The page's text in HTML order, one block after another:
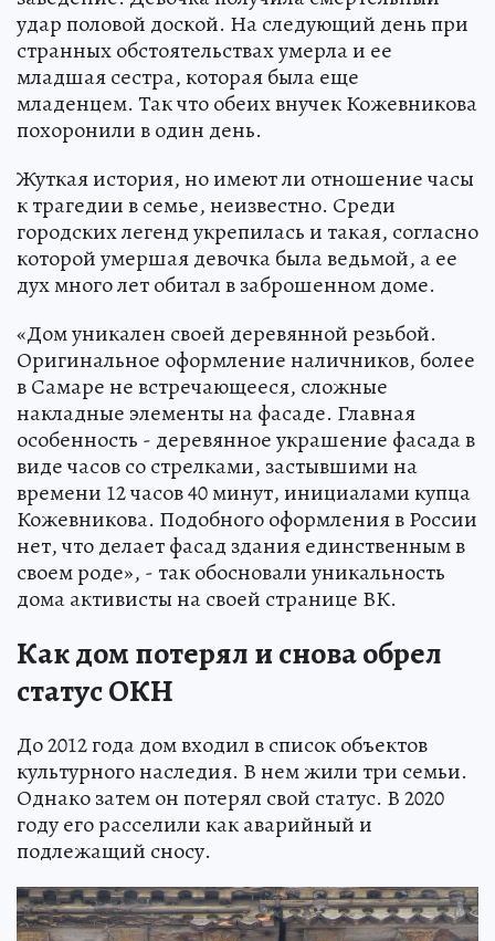
удар половой доской. На следующий день при
странных обстоятельствах умерла и ее
младшая сестра, которая была еще
младенцем. Так что обеих внучек Кожевникова
похоронили в один день.
Жуткая история, но имеют ли отношение часы
к трагедии в семье, неизвестно. Среди
городских легенд укрепилась и такая, согласно
которой умершая девочка была ведьмой, а ее
дух много лет обитал в заброшенном доме.
«Дом уникален своей деревянной резьбой.
Оригинальное оформление наличников, более
в Самаре не встречающееся, сложные
накладные элементы на фасаде. Главная
особенность - деревянное украшение фасада в
виде часов со стрелками, застывшими на
времени 12 часов 40 минут, инициалами купца
Кожевникова. Подобного оформления в России
нет, что делает фасад здания единственным в
своем роде», - так обосновали уникальность
дома активисты на своей странице ВК.
Как дом потерял и снова обрел
статус ОКН
До 2012 года дом входил в список объектов
культурного наследия. В нем жили три семьи.
Однако затем он потерял свой статус. В 2020
году его расселили как аварийный и
подлежащий сносу.